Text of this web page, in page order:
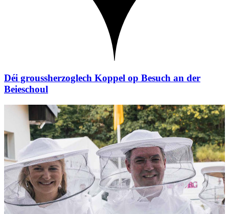
Déi groussherzoglech Koppel op Besuch an der
Beieschoul